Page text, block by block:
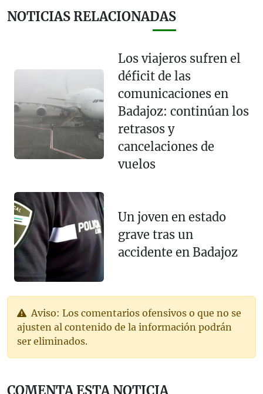
NOTICIAS RELACIONADAS
Los viajeros sufren el
déficit de las
comunicaciones en
Badajoz: continúan los
retrasos y
cancelaciones de
vuelos
Un joven en estado
grave tras un
accidente en Badajoz
Aviso: Los comentarios ofensivos o que no se
ajusten al contenido de la información podrán
ser eliminados.
COMENTA ESTA NOTICIA